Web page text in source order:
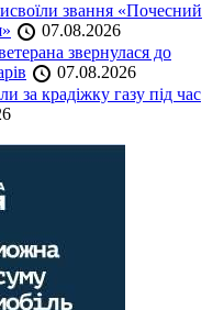
звання «Почесний
07.08.2026
звернулася до
07.08.2026
за крадіжку газу під час